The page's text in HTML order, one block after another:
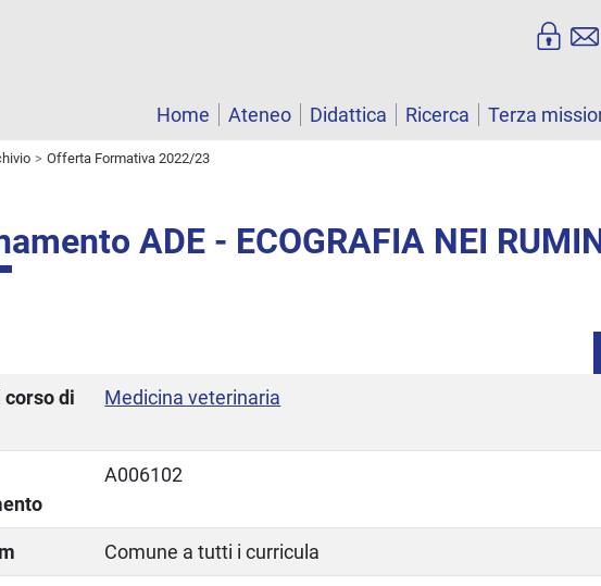
Home
Ateneo Didattica Ricerca Terza
Offerta Formativa 2022/23
ADE - ECOGRAFIA NEI
corso di
Medicina veterinaria
A006102
Comune a tutti i curricula